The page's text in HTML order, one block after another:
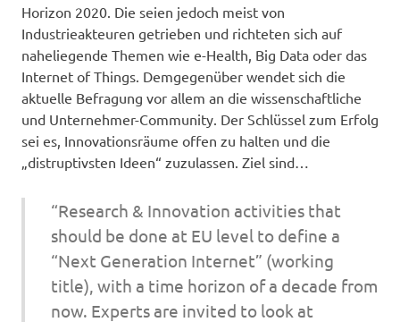
Horizon 2020. Die seien jedoch meist von
Industrieakteuren getrieben und richteten sich auf
naheliegende Themen wie e-Health, Big Data oder das
Internet of Things. Demgegenüber wendet sich die
aktuelle Befragung vor allem an die wissenschaftliche
und Unternehmer-Community. Der Schlüssel zum Erfolg
sei es, Innovationsräume offen zu halten und die
„distruptivsten Ideen“ zuzulassen. Ziel sind…
“Research & Innovation activities that
should be done at EU level to define a
“Next Generation Internet” (working
title), with a time horizon of a decade from
now. Experts are invited to look at